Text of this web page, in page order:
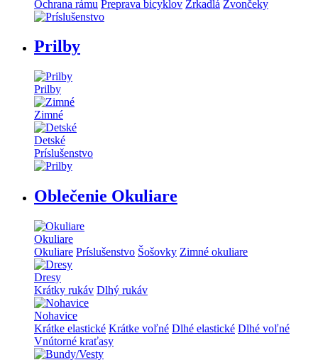
Ochrana rámu Preprava bicyklov Zrkadlá Zvončeky
Prilby
Prilby
Zimné
Detské
Príslušenstvo
Oblečenie Okuliare
Okuliare
Okuliare Príslušenstvo Šošovky Zimné okuliare
Dresy
Krátky rukáv Dlhý rukáv
Nohavice
Krátke elastické Krátke voľné Dlhé elastické Dlhé voľné
Vnútorné kraťasy